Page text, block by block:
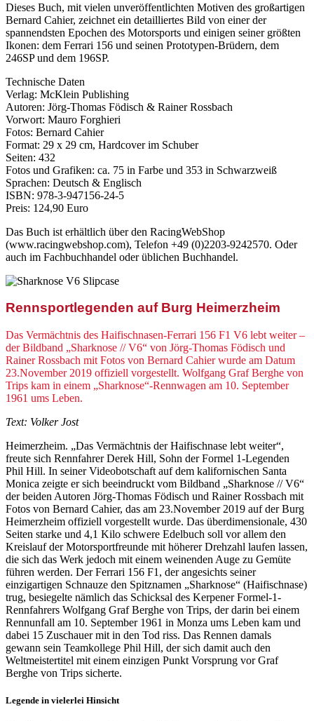
Dieses Buch, mit vielen unveröffentlichten Motiven des großartigen
Bernard Cahier, zeichnet ein detailliertes Bild von einer der
spannendsten Epochen des Motorsports und einigen seiner größten
Ikonen: dem Ferrari 156 und seinen Prototypen-Brüdern, dem
246SP und dem 196SP.
Technische Daten
Verlag: McKlein Publishing
Autoren: Jörg-Thomas Födisch & Rainer Rossbach
Vorwort: Mauro Forghieri
Fotos: Bernard Cahier
Format: 29 x 29 cm, Hardcover im Schuber
Seiten: 432
Fotos und Grafiken: ca. 75 in Farbe und 353 in Schwarzweiß
Sprachen: Deutsch & Englisch
ISBN: 978-3-947156-24-5
Preis: 124,90 Euro
Das Buch ist erhältlich über den RacingWebShop
(www.racingwebshop.com), Telefon +49 (0)2203-9242570. Oder
auch im Fachbuchhandel oder üblichen Buchhandel.
Rennsportlegenden auf Burg Heimerzheim
Das Vermächtnis des Haifischnasen-Ferrari 156 F1 V6 lebt weiter –
der Bildband „Sharknose // V6“ von Jörg-Thomas Födisch und
Rainer Rossbach mit Fotos von Bernard Cahier wurde am Datum
23.November 2019 offiziell vorgestellt. Wolfgang Graf Berghe von
Trips kam in einem „Sharknose“-Rennwagen am 10. September
1961 ums Leben.
Text: Volker Jost
Heimerzheim. „Das Vermächtnis der Haifischnase lebt weiter“,
freute sich Rennfahrer Derek Hill, Sohn der Formel 1-Legenden
Phil Hill. In seiner Videobotschaft auf dem kalifornischen Santa
Monica zeigte er sich beeindruckt vom Bildband „Shark­nose // V6“
der beiden Autoren Jörg-Thomas Födisch und Rainer Rossbach mit
Fotos von Bernard Cahier, das am 23.November 2019 auf der Burg
Heimerzheim offiziell vorgestellt wurde. Das überdimensionale, 430
Seiten starke und 4,1 Kilo schwere Edelbuch soll vor allem den
Kreislauf der Motorsportfreunde mit höherer Drehzahl laufen lassen,
die sich das Werk jedoch mit einem weinenden Auge zu Gemüte
führen werden. Der Ferrari 156 F1, der angesichts seiner
einzigartigen Schnauze den Spitznamen „Sharknose“ (Haifischnase)
trug, besiegelte nämlich das Schicksal des Kerpener Formel-1-
Rennfahrers Wolfgang Graf Berghe von Trips, der darin bei einem
Rennunfall am 10. September 1961 in Monza ums Leben kam und
dabei 15 Zuschauer mit in den Tod riss. Das Rennen damals
gewann sein Teamkollege Phil Hill, der sich damit auch den
Weltmeistertitel mit einem einzigen Punkt Vorsprung vor Graf
Berghe von Trips sicherte.
Legende in vielerlei Hinsicht